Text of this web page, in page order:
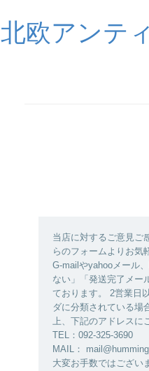
北欧アンテ
当店に対するご意見ご
らのフォームよりお気
G-mailやyahooメール
ない」「発送完了メー
ております。 2営業日
ダに分類されている場
上、下記のアドレスに
TEL：092-325-3690
MAIL：
大変お手数ではござい